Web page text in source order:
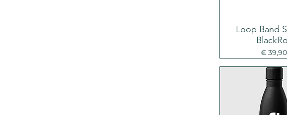
Loop Band
BlackRoll
Prijs
€ 39,90